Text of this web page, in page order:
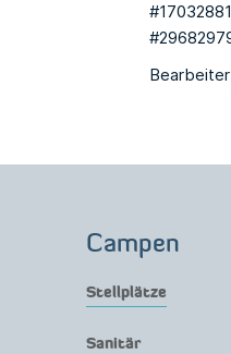
Campen
Stellplätze
Sanitär